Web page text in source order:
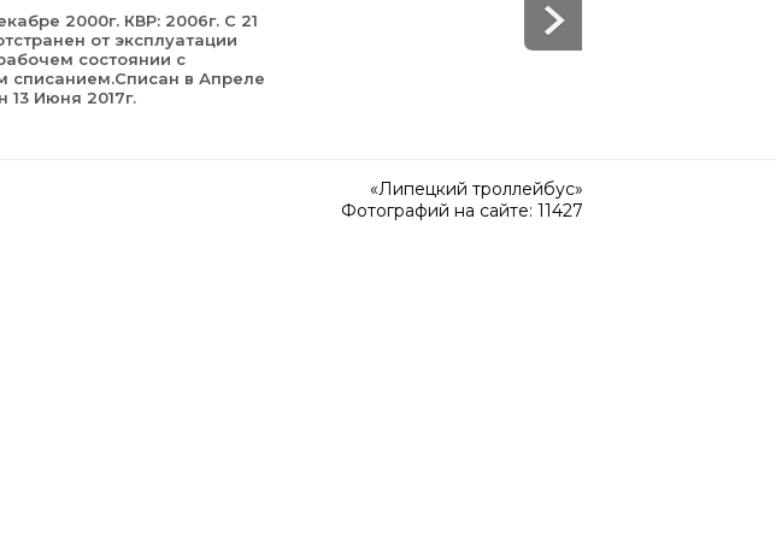
2000г. КВР: 2006г. С 21
от эксплуатации
состоянии с
списанием.Списан в Апреле
13 Июня 2017г.
«Липецкий троллейбус»
Фотографий на сайте: 11427